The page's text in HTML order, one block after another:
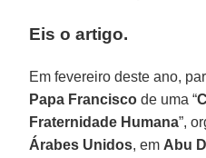
Eis o artigo.
Em fevereiro deste ano,
Papa Francisco de uma “
Fraternidade Humana”,
Árabes Unidos, em Abu